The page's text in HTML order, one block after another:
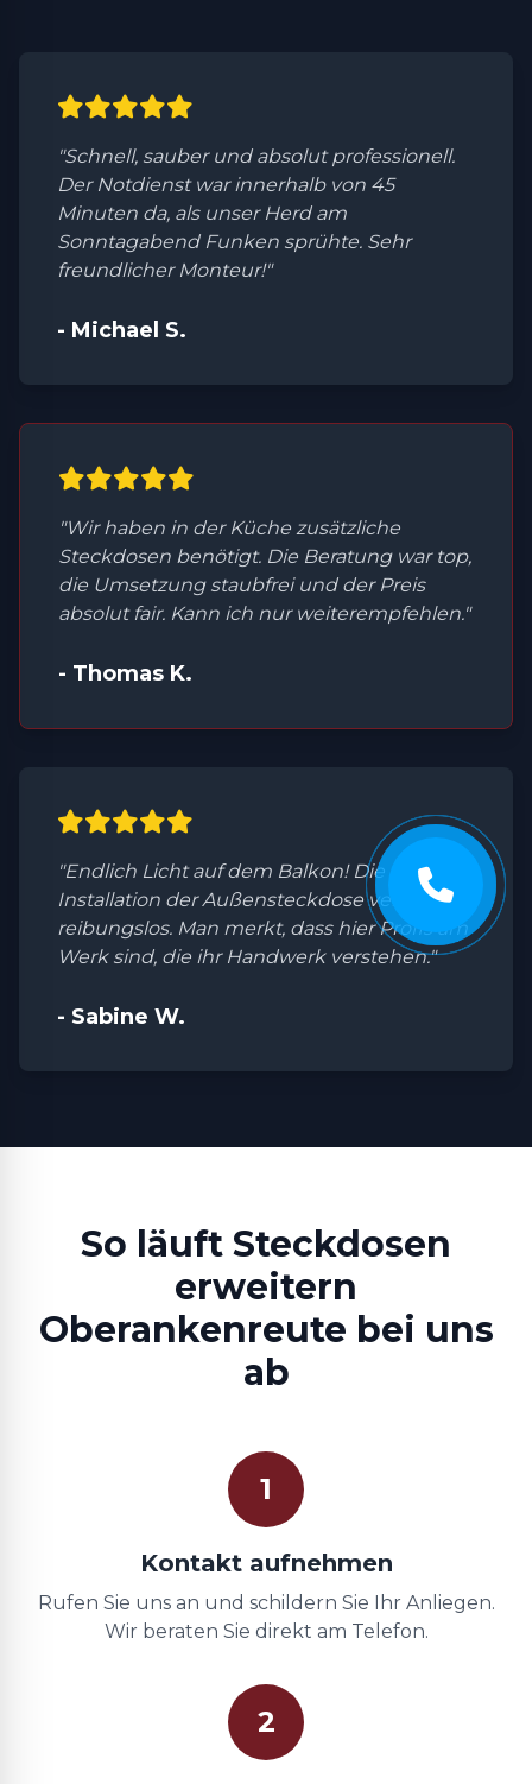
"Schnell, sauber und absolut professionell.
Der Notdienst war innerhalb von 45
Minuten da, als unser Herd am
Sonntagabend Funken sprühte. Sehr
freundlicher Monteur!"
- Michael S.
"Wir haben in der Küche zusätzliche
Steckdosen benötigt. Die Beratung war top,
die Umsetzung staubfrei und der Preis
absolut fair. Kann ich nur weiterempfehlen."
- Thomas K.
"Endlich Licht auf dem Balkon! Die
Installation der Außensteckdose verlief
reibungslos. Man merkt, dass hier Profis am
Werk sind, die ihr Handwerk verstehen."
- Sabine W.
So läuft Steckdosen
erweitern
Oberankenreute bei uns
ab
1
Kontakt aufnehmen
Rufen Sie uns an und schildern Sie Ihr Anliegen.
Wir beraten Sie direkt am Telefon.
2